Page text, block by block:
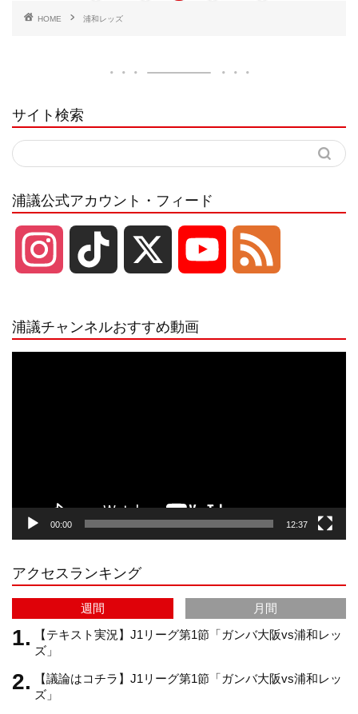
HOME 浦和レッズ
サイト検索
浦議公式アカウント・フィード
r
a
m
e
C
h
a
浦議チャンネルおすすめ動画
00:00 12:37
アクセスランキング
週間
月間
【テキスト実況】J1リーグ第1節「ガンバ大阪vs浦和レッ
ズ」
【議論はコチラ】J1リーグ第1節「ガンバ大阪vs浦和レッ
ズ」